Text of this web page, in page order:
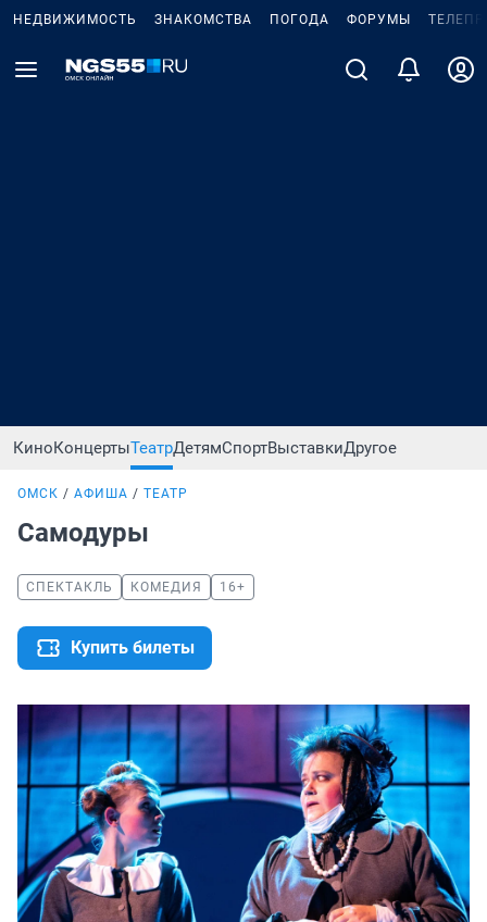
НЕДВИЖИМОСТЬ ЗНАКОМСТВА ПОГОДА ФОРУМЫ
КиноКонцертыТеатрДетямСпортВыставкиДругое
ОМСК АФИША ТЕАТР
Самодуры
СПЕКТАКЛЬ КОМЕДИЯ 16+
Купить билеты